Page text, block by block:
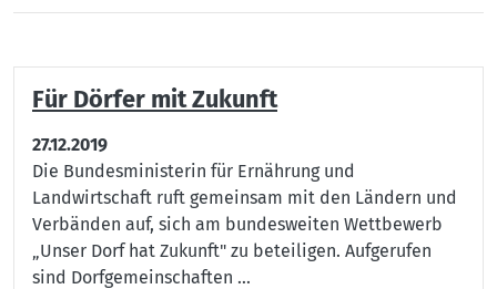
Für Dörfer mit Zukunft
27.12.2019
Die Bundesministerin für Ernährung und
Landwirtschaft ruft gemeinsam mit den Ländern und
Verbänden auf, sich am bundesweiten Wettbewerb
„Unser Dorf hat Zukunft" zu beteiligen. Aufgerufen
sind Dorfgemeinschaften ...